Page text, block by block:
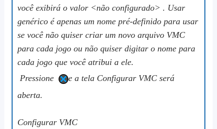
você exibirá o valor <não configurado> . Usar
genéricoé apenas um nome pré-definido para usar
se você não quiser criar um novo arquivo VMC
para cada jogo ou não quiser digitar o nome para
cada jogo que você atribui a ele.
Pressione
e a tela Configurar VMC será
aberta.
Configurar VMC